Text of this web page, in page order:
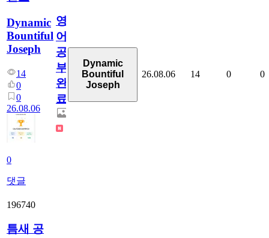
Dynamic
Bountiful
Joseph
14
0
0
26.08.06
0
댓글
영
어
공
부
완
료
Dynamic
Bountiful
Joseph
26.08.06 14 0 0
196740
틈새 공